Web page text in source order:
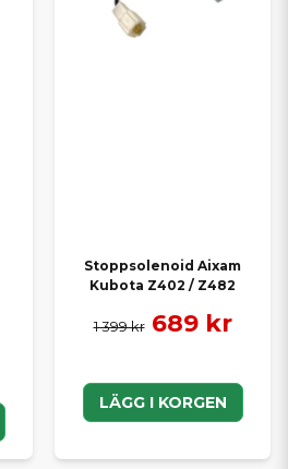
Stoppsolenoid Aixam
Kubota Z402 / Z482
1 399 kr 689 kr
LÄGG I KORGEN